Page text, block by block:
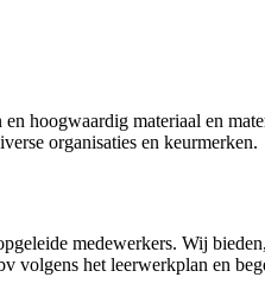
en hoogwaardig materiaal en
organisaties en keurmerken.
medewerkers. Wij
het leerwerkplan en